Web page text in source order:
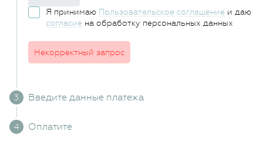
Я принимаю Пользовательское соглашение и даю
согласие на обработку персональных данных
Некорректный запрос
Введите данные платежа
Оплатите